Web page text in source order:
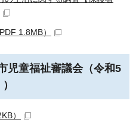
1.8MB）
児童福祉審議会（令和5
）